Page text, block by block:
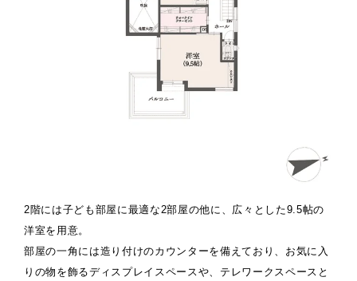
2階には子ども部屋に最適な2部屋の他に、広々とした9.5帖の
洋室を用意。
部屋の一角には造り付けのカウンターを備えており、お気に入
りの物を飾るディスプレイスペースや、テレワークスペースと